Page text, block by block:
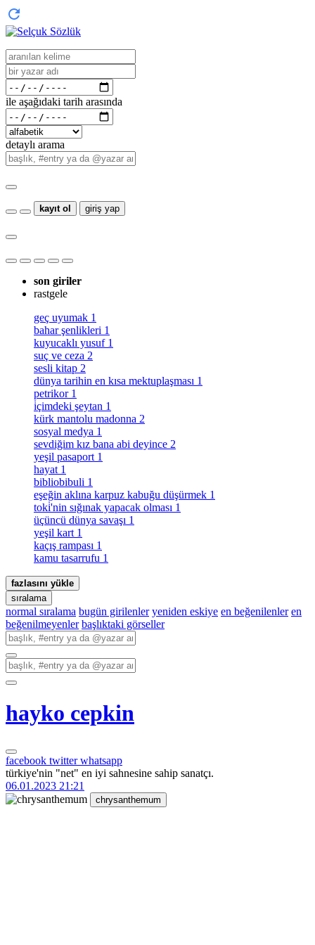
ile aşağıdaki tarih arasında
detaylı arama
kayıt ol giriş yap
son giriler
rastgele
geç uyumak 1
bahar şenlikleri 1
kuyucaklı yusuf 1
suç ve ceza 2
sesli kitap 2
dünya tarihin en kısa mektuplaşması 1
petrikor 1
i̇çimdeki şeytan 1
kürk mantolu madonna 2
sosyal medya 1
sevdiğim kız bana abi deyince 2
yeşil pasaport 1
hayat 1
bibliobibuli 1
eşeğin aklına karpuz kabuğu düşürmek 1
toki̇'nin sığınak yapacak olması 1
üçüncü dünya savaşı 1
yeşil kart 1
kaçış rampası 1
kamu tasarrufu 1
fazlasını yükle
sıralama
normal sıralama bugün girilenler yeniden eskiye en beğenilenler en
beğenilmeyenler başlıktaki görseller
hayko cepkin
facebook twitterwhatsapp
türkiye'nin "net" en iyi sahnesine sahip sanatçı.
06.01.2023 21:21
chrysanthemum